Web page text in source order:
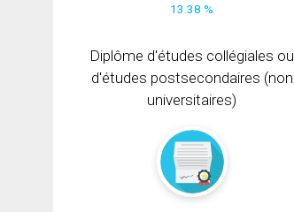
13.38 %
Diplôme d'études collégiales ou
d'études postsecondaires (non
universitaires)